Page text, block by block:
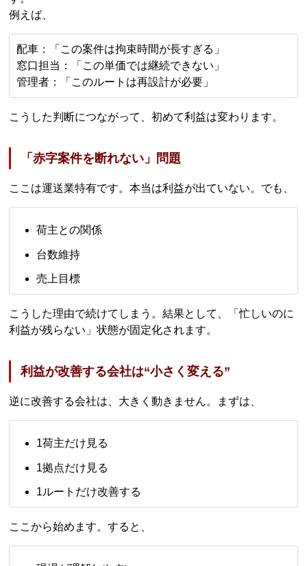
例えば、
配車：「この案件は拘束時間が長すぎる」
窓口担当：「この単価では継続できない」
管理者：「このルートは再設計が必要」
こうした判断につながって、初めて利益は変わります。
「赤字案件を断れない」問題
ここは運送業特有です。本当は利益が出ていない。でも、
荷主との関係
台数維持
売上目標
こうした理由で続けてしまう。結果として、「忙しいのに
利益が残らない」状態が固定化されます。
利益が改善する会社は“小さく変える”
逆に改善する会社は、大きく動きません。まずは、
1荷主だけ見る
1拠点だけ見る
1ルートだけ改善する
ここから始めます。すると、